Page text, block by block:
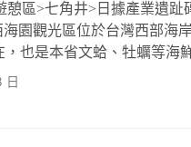
區>七角井>日據產業遺趾
園觀光區位於台灣西部海
也是本省文蛤、牡蠣等海
近年來增加了許多可供利
日